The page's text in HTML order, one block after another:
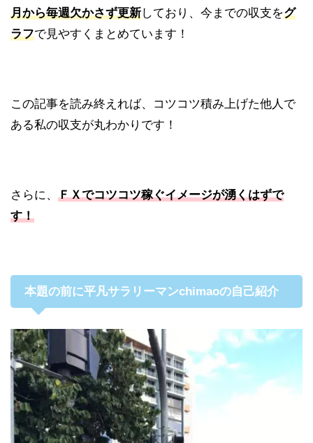
月から毎週欠かさず更新しており、今までの収支をグ
ラフで見やすくまとめています！
この記事を読み終えれば、コツコツ積み上げた他人で
ある私の収支が丸わかりです！
さらに、 ＦＸでコツコツ稼ぐイメージが湧くはずで
す！
本題の前に平凡サラリーマンchimaoの自己紹介